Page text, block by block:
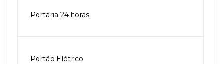
Portaria 24 horas
Portão Elétrico